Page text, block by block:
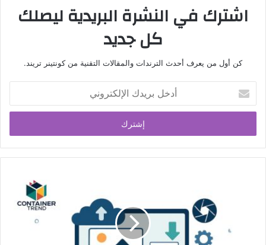
اشترك في النشرة البريدية ليصلك
كل جديد
كن أول من يعرف أحدث الترندات والمقالات التقنية من كونتينر تريند.
بريدك
الإلكتروني